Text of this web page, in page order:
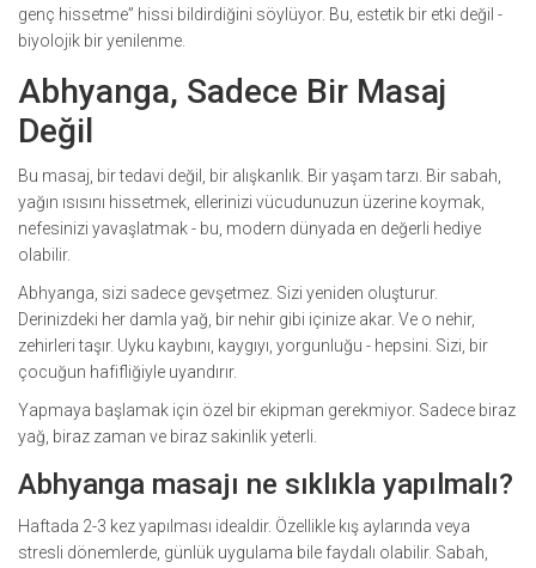
genç hissetme” hissi bildirdiğini söylüyor. Bu, estetik bir etki değil -
biyolojik bir yenilenme.
Abhyanga, Sadece Bir Masaj
Değil
Bu masaj, bir tedavi değil, bir alışkanlık. Bir yaşam tarzı. Bir sabah,
yağın ısısını hissetmek, ellerinizi vücudunuzun üzerine koymak,
nefesinizi yavaşlatmak - bu, modern dünyada en değerli hediye
olabilir.
Abhyanga, sizi sadece gevşetmez. Sizi yeniden oluşturur.
Derinizdeki her damla yağ, bir nehir gibi içinize akar. Ve o nehir,
zehirleri taşır. Uyku kaybını, kaygıyı, yorgunluğu - hepsini. Sizi, bir
çocuğun hafifliğiyle uyandırır.
Yapmaya başlamak için özel bir ekipman gerekmiyor. Sadece biraz
yağ, biraz zaman ve biraz sakinlik yeterli.
Abhyanga masajı ne sıklıkla yapılmalı?
Haftada 2-3 kez yapılması idealdir. Özellikle kış aylarında veya
stresli dönemlerde, günlük uygulama bile faydalı olabilir. Sabah,